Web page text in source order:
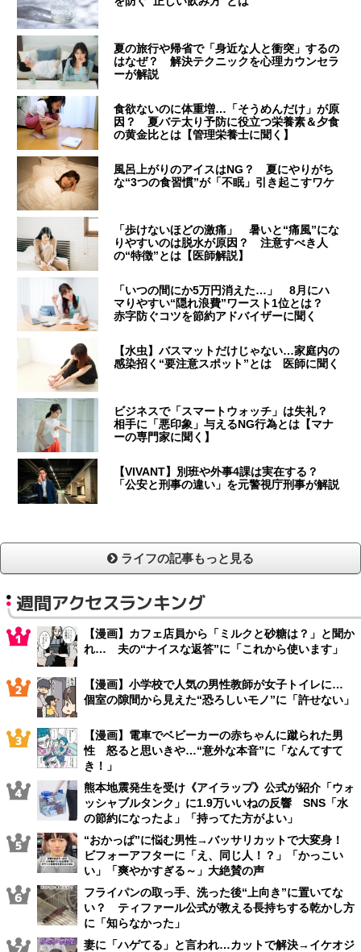
夏の旅行や帰省で「身近な人と衝突」するの
はなぜ？ 解決テクニックを心理カウンセラ
ーが解説
食欲ないのに体重増…「そうめんだけ」が原
因？ 夏バテ太り予防に役立つ栄養素＆夕食
の黄金比とは【管理栄養士に聞く】
風呂上がりのアイスはNG？ 夏にやりがち
な“3つの食習慣”が「不眠」引き起こすワケ
「歩けないほどの激痛」 暑いと“痛風”にな
りやすいのは脱水が原因？ 注意すべき人
の“特徴”とは【医師解説】
「いつの間にか5万円消えた…」 8月にハ
マりやすい“隠れ浪費”ワースト1位とは？
赤字防ぐコツを節約アドバイザーに聞く
【水虫】バスマットだけじゃない…家庭内の
感染招く“要注意スポット”とは 医師に聞く
ビジネスで「スマートウォッチ」は失礼？
相手に「悪印象」与えるNG行為とは【マナ
ーの専門家に聞く】
【VIVANT】別班や外事4課は実在する？
「公安と刑事の違い」を元警視庁刑事が解説
ライフの記事もっと見る
週間アクセスランキング
【漫画】カフェ店員から「ミルクと砂糖は？」と聞か
れ… 夫の“ナイスな返答”に「これから使います」
【漫画】小学校で人気の男性教師が女子トイレに…
個室の隙間から見えた“恐ろしいモノ”に「許せない」
【漫画】電車でベビーカーの赤ちゃんに蹴られた男
性 怒ると思いきや…“意外な本音”に「なんてすて
き！」
熊本地震発生を受け《アイラップ》公式が紹介「ウォ
ッシャブルタンク」に1.9万いいねの反響 SNS「水
の節約になったよ」「持ってた方がよい」
“おかっぱ”に悩む男性→バッサリカットで大変身！
ビフォーアフターに「え、同じ人！？」「かっこい
い」「爽やかすぎる～」大絶賛の声
フライパンの取っ手、洗った後“上向き”に置いてな
い？ ティファール公式が教える長持ちする乾かし方
に「知らなかった」
妻に「ハゲてる」と言われ…カットで解決→イケオジ